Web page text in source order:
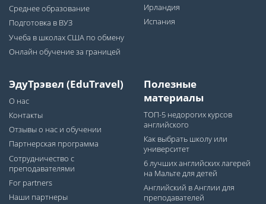
Среднее образование
Подготовка в ВУЗ
Учеба в школах США по обмену
Онлайн обучение за границей
Ирландия
Испания
ЭдуТрэвел (EduTravel)
О нас
Контакты
Отзывы о нас и обучении
Партнерская программа
Сотрудничество с
преподавателями
For partners
Наши партнеры
Полезные
материалы
ТОП-5 недорогих курсов
английского
Как выбрать школу или
университет
6 лучших английских лагерей
на Мальте для детей
Английский в Англии для
преподавателей